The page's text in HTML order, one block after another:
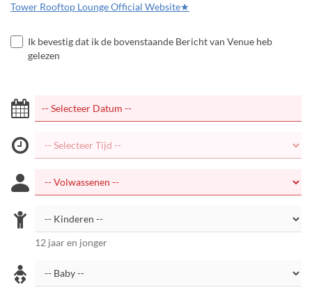
Tower Rooftop Lounge Official Website★
Ik bevestig dat ik de bovenstaande Bericht van Venue heb
gelezen
12 jaar en jonger